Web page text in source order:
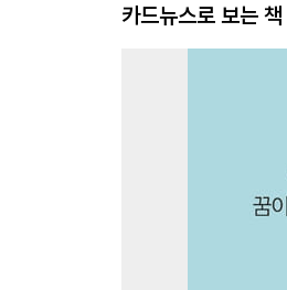
카드뉴스로 보는 책